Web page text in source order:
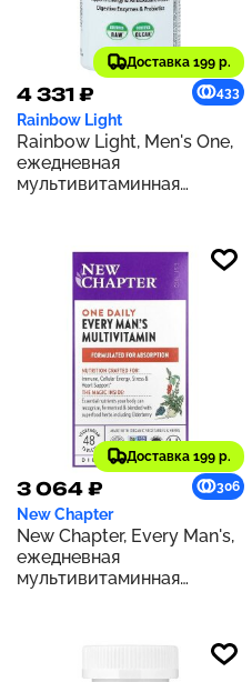
Доставка 199 р.
4 331 ₽ 433
Rainbow Light
Rainbow Light, Men's One,
ежедневная
мультивитаминная
120 вегетарианских
таблеток
Доставка 199 р.
3 064 ₽ 306
New Chapter
New Chapter, Every Man's,
ежедневная
мультивитаминная